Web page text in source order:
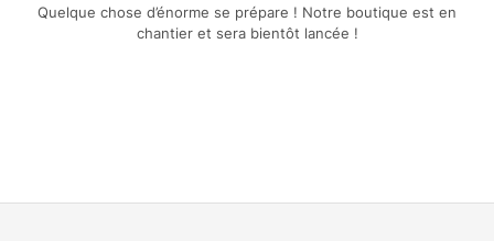
Quelque chose d’énorme se prépare ! Notre boutique est en
chantier et sera bientôt lancée !